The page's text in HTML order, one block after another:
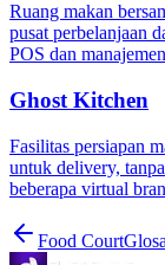
Ruang makan
pusat perbelanjaan
POS dan
Ghost Kitchen
Fasilitas persiapan
untuk delivery,
beberapa virtual
Food Court